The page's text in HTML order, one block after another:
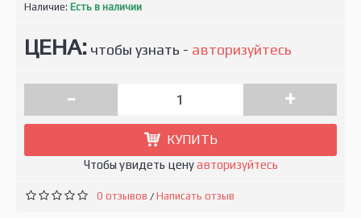
Наличие: Есть в наличии
ЦЕНА: чтобы узнать - авторизуйтесь
- +
КУПИТЬ
Чтобы увидеть ценуавторизуйтесь
0 отзывов /Написать отзыв